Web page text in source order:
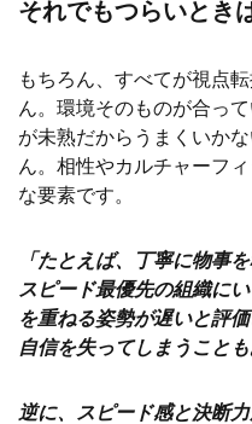
それでもつらいとき
もちろん、すべてが視点
ん。環境そのものが合っ
が未熟だからうまくいか
ん。相性やカルチャーフ
な要素です。
「たとえば、丁寧に物事
スピード最優先の組織に
を重ねる姿勢が遅いと評
自信を失ってしまうことも
逆に、スピード感と決断